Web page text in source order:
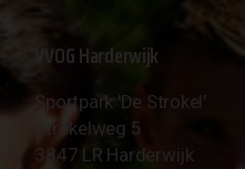
VVOG Harderwijk
Sportpark 'De Strokel'
Strokelweg 5
3847 LR Harderwijk